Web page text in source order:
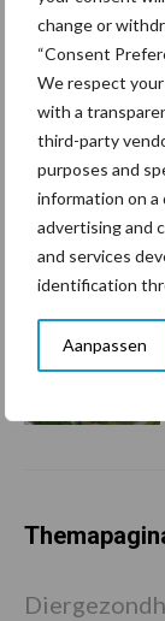
change or
“Consent
We respect
with a
third-party
purposes and
information on a
advertising and
and services
identification
Aanpassen